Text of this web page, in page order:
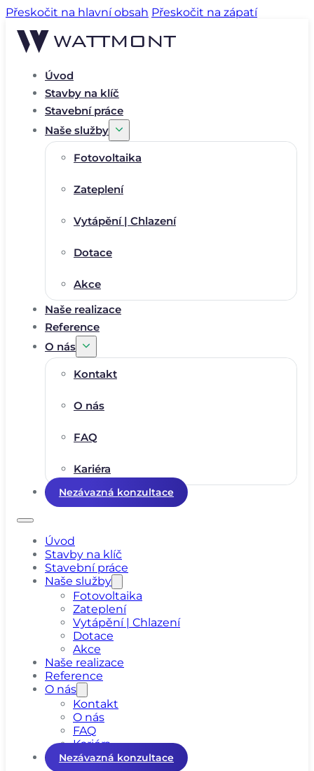
Přeskočit na hlavní obsah Přeskočit na zápatí
Úvod
Stavby na klíč
Stavební práce
Naše služby
Fotovoltaika
Zateplení
Vytápění | Chlazení
Dotace
Akce
Naše realizace
Reference
O nás
Kontakt
O nás
FAQ
Kariéra
Nezávazná konzultace
Úvod
Stavby na klíč
Stavební práce
Naše služby
Fotovoltaika
Zateplení
Vytápění | Chlazení
Dotace
Akce
Naše realizace
Reference
O nás
Kontakt
O nás
FAQ
Kariéra
Nezávazná konzultace